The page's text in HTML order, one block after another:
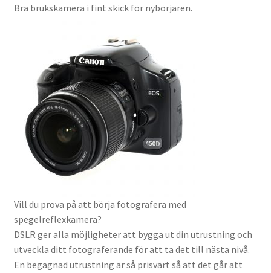
Objektiv övriga
Objektivlock
Motljusskydd
Övriga objektivtillbehör & filter
Tubkikare
Kikare Tillbehör
Bra brukskamera i fint skick för nybörjaren.
Vill du prova på att börja fotografera med
spegelreflexkamera?
DSLR ger alla möjligheter att bygga ut din utrustning och
utveckla ditt fotograferande för att ta det till nästa nivå.
En begagnad utrustning är så prisvärt så att det går att